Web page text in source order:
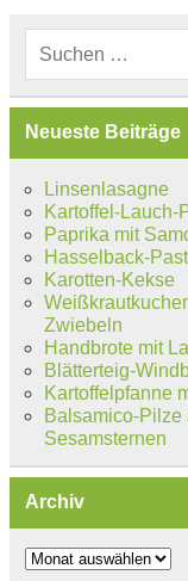
Neueste Beiträge
Linsenlasagne
Kartoffel-Lauch-
Paprika mit
Hasselback-
Karotten-Kekse
Zwiebeln
Handbrote mit
Blätterteig-
Kartoffelpfanne
Balsamico-Pilze
Sesamsternen
Archiv
Archiv